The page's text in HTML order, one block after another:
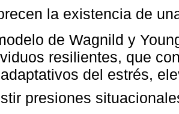
la existencia de
de Wagnild y
resilientes, que
del estrés,
presiones